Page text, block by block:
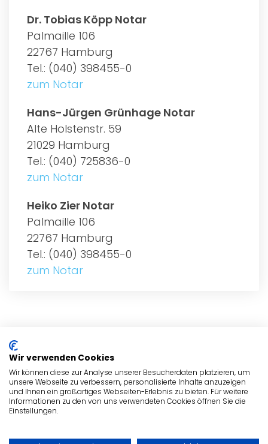
Dr. Tobias Köpp Notar
Palmaille 106
22767 Hamburg
Tel.: (040) 398455-0
zum Notar
Hans-Jürgen Grünhage Notar
Alte Holstenstr. 59
21029 Hamburg
Tel.: (040) 725836-0
zum Notar
Heiko Zier Notar
Palmaille 106
22767 Hamburg
Tel.: (040) 398455-0
zum Notar
ALLGEMEIN
NOTARE
NOTARE
Wir verwenden Cookies
Wir können diese zur Analyse unserer Besucherdaten platzieren, um
unsere Webseite zu verbessern, personalisierte Inhalte anzuzeigen
und Ihnen ein großartiges Webseiten-Erlebnis zu bieten. Für weitere
Informationen zu den von uns verwendeten Cookies öffnen Sie die
Einstellungen.